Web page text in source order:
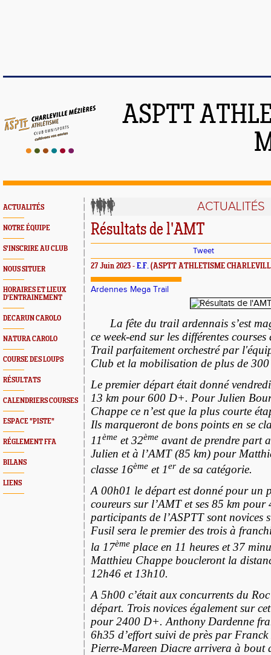
ASPTT
ACTUALITÉS
NOTRE ÉQUIPE
S'INSCRIRE AU CLUB
NOUS SITUER
HORAIRES ET LIEUX
D'ENTRAINEMENT
DECARUN CAROLO
NATURA CAROLO
COURSE DES LOUPS
RÉSULTATS
CALENDRIERS COURSES
ESPACE "PISTE"
RÉGLEMENT FFA
BILANS
LIENS
ACTUALITÉS
Résultats de l'AMT
Tweet
27 Juin 2023 - E.F. (ASPTT ATHLETISME
Ardennes Mega Trail
La fête du trail ardennais s’est
ce week-end sur les différentes
Trail parfaitement orchestré par
Club et la mobilisation de plus de
Le premier départ était donné
13 km pour 600 D+. Pour Julien
Chappe ce n’est que la plus courte
Ils marqueront de bons points en se
11ème et 32ème avant de prendre part
Julien et à l’AMT (85 km) pour
classe 16ème et 1er de sa catégorie.
A 00h01 le départ est donné pour un
coureurs sur l’AMT et ses 85 km
participants de l’ASPTT sont novices
Fusil sera le premier des trois à
la 17ème place en 11 heures et 37
Matthieu Chappe boucleront la
12h46 et 13h10.
A 5h00 c’était aux concurrents du
départ. Trois novices également sur
pour 2400 D+. Anthony Dardenne
6h35 d’effort suivi de près par
Pierre-Mareen Diacre arrivera à bout